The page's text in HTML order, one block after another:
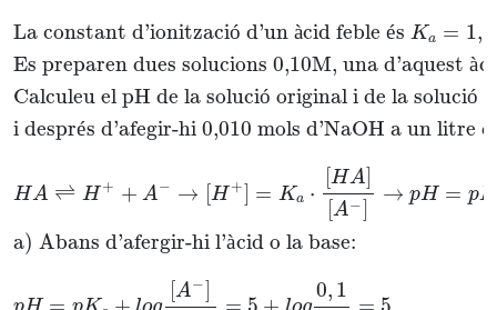
La constant d’ionització d’un àcid feble és Ka = 1,
Es preparen dues solucions 0,10M, una d’aquest à
Calculeu el pH de la solució original i de la solució
i després d’afegir-hi 0,010 mols d’NaOH a un litre
H A ⇌ H + + A− → [H +] = Ka ⋅
HA
[A−
→ pH = pK
a) Abans d’afergir-hi l’àcid o la base:
[A−]
0, 1
La constant d’ionització d’un àcid feble és =1